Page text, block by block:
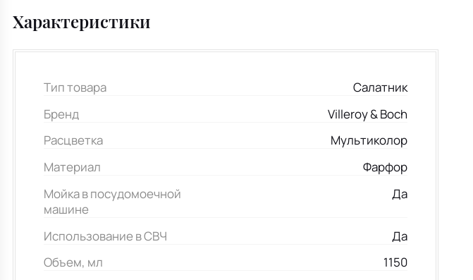
Характеристики
Тип товара
Салатник
Бренд
Villeroy & Boch
Расцветка
Мультиколор
Материал
Фарфор
Мойка в посудомоечной
машине
Да
Использование в СВЧ
Да
Объем, мл
1150